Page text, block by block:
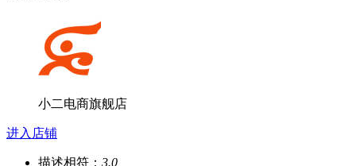
小二电商旗舰店
进入店铺
描述相符： 3.0